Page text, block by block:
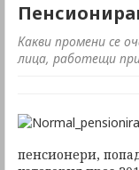
Какви промени се
лица, работещи
пенсионери,